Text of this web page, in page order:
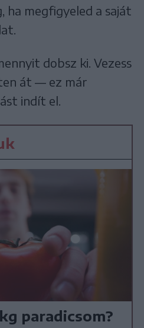
ha megfigyeled a saját
dobsz ki. Vezess
át — ez már
indít el.
paradicsom?